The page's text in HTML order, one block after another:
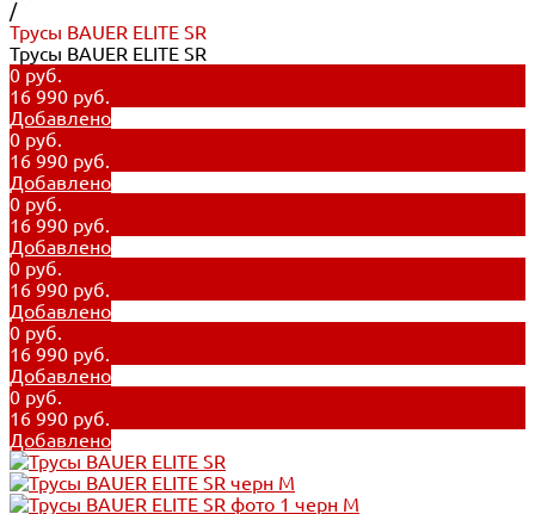
/
Трусы BAUER ELITE SR
Трусы BAUER ELITE SR
0 руб.
16 990 руб.
Добавлено
0 руб.
16 990 руб.
Добавлено
0 руб.
16 990 руб.
Добавлено
0 руб.
16 990 руб.
Добавлено
0 руб.
16 990 руб.
Добавлено
0 руб.
16 990 руб.
Добавлено